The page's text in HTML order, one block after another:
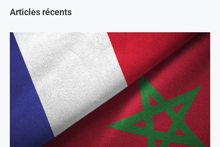
Articles récents